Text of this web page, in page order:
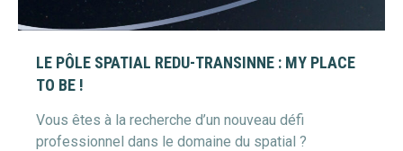
LE PÔLE SPATIAL REDU-TRANSINNE : MY PLACE
TO BE !
Vous êtes à la recherche d’un nouveau défi
professionnel dans le domaine du spatial ?